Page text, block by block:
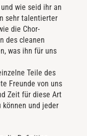
wie seid ihr an
sehr talentierter
die Chor-
des cleanen
was ihn für uns
Teile des
Freunde von uns
Zeit für diese Art
und jeder